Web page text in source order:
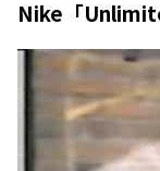
Nike「